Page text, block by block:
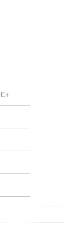
quantity